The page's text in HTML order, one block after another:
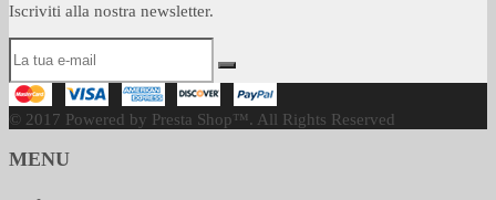
Iscriviti alla nostra newsletter.
© 2017 Powered by Presta Shop™. All Rights Reserved
MENU